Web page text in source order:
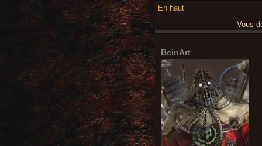
En haut
Vous
BeinArt